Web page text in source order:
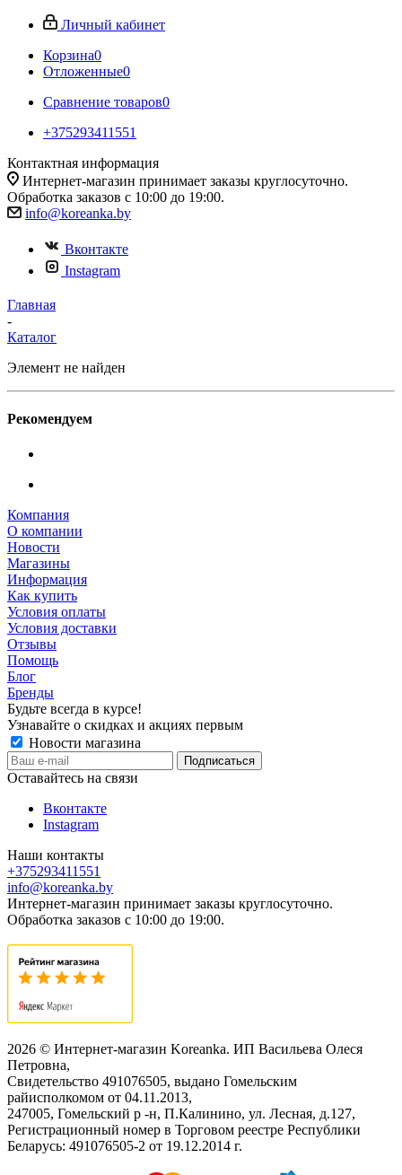
Личный кабинет
Корзина0
Отложенные0
Сравнение товаров0
+375293411551
Контактная информация
Интернет-магазин принимает заказы круглосуточно.
Обработка заказов с 10:00 до 19:00.
info@koreanka.by
Вконтакте
Instagram
Главная
-
Каталог
Элемент не найден
Рекомендуем
Компания
О компании
Новости
Магазины
Информация
Как купить
Условия оплаты
Условия доставки
Отзывы
Помощь
Блог
Бренды
Будьте всегда в курсе!
Узнавайте о скидках и акциях первым
Новости магазина
Оставайтесь на связи
Вконтакте
Instagram
Наши контакты
+375293411551
info@koreanka.by
Интернет-магазин принимает заказы круглосуточно.
Обработка заказов с 10:00 до 19:00.
2026 © Интернет-магазин Koreanka. ИП Васильева Олеся
Петровна,
Свидетельство ‎491076505, выдано Гомельским
райисполкомом от 04.11.2013,
247005, Гомельский р -н, П.Калинино, ул. Лесная, д.127,
Регистрационный номер в Торговом реестре Республики
Беларусь: ‎491076505-2 от 19.12.2014 г.